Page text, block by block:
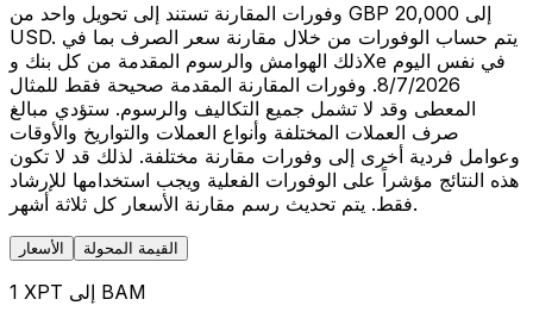
وفورات المقارنة تستند إلى تحويل واحد من GBP 20,000 إلى
USD. يتم حساب الوفورات من خلال مقارنة سعر الصرف بما في
ذلك الهوامش والرسوم المقدمة من كل بنك وXe في نفس اليوم
8/7/2026. وفورات المقارنة المقدمة صحيحة فقط للمثال
المعطى وقد لا تشمل جميع التكاليف والرسوم. ستؤدي مبالغ
صرف العملات المختلفة وأنواع العملات والتواريخ والأوقات
وعوامل فردية أخرى إلى وفورات مقارنة مختلفة. لذلك قد لا تكون
هذه النتائج مؤشراً على الوفورات الفعلية ويجب استخدامها للإرشاد
فقط. يتم تحديث رسم مقارنة الأسعار كل ثلاثة أشهر.
الأسعار القيمة المحولة
1 XPT إلى BAM